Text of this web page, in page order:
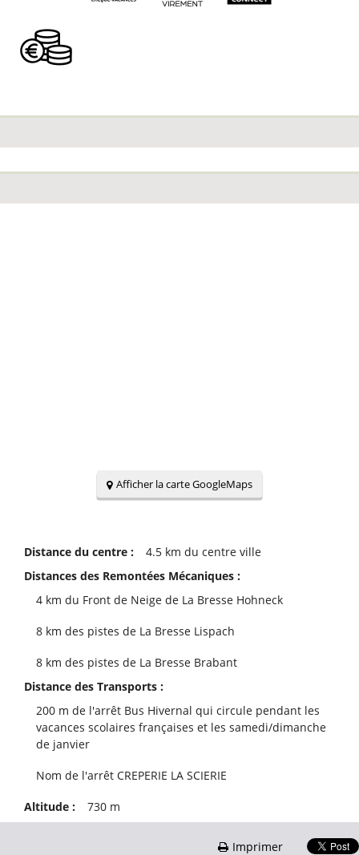
Afficher la carte GoogleMaps
Distance du centre : 4.5 km du centre ville
Distances des Remontées Mécaniques :
4 km du Front de Neige de La Bresse Hohneck
8 km des pistes de La Bresse Lispach
8 km des pistes de La Bresse Brabant
Distance des Transports :
200 m de l'arrêt Bus Hivernal qui circule pendant les
vacances scolaires françaises et les samedi/dimanche
de janvier
Nom de l'arrêt CREPERIE LA SCIERIE
Altitude : 730 m
Imprimer